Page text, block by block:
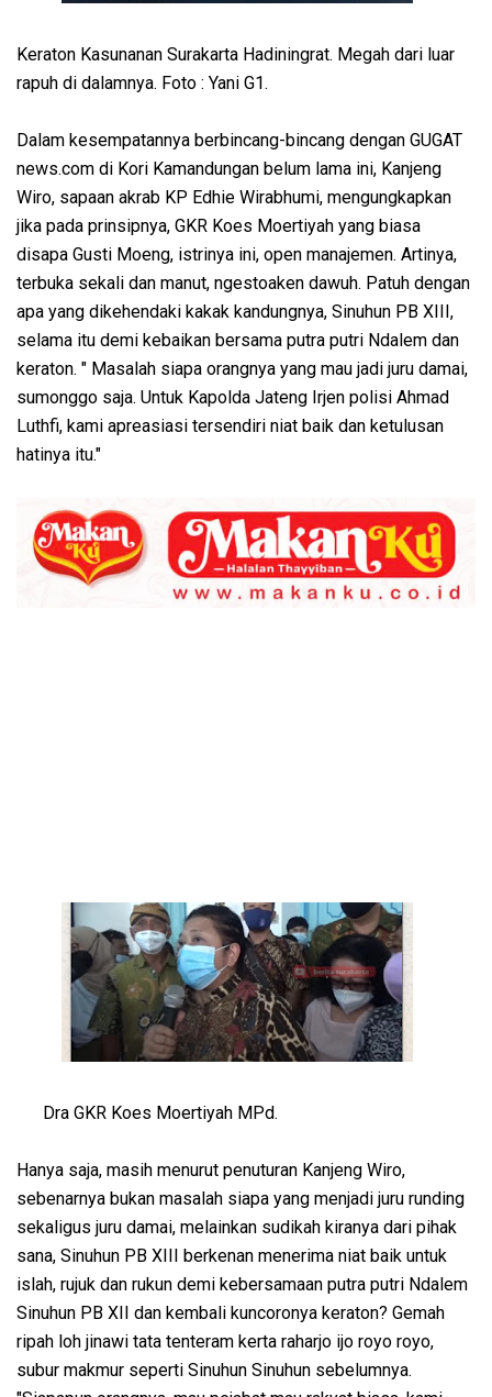
Keraton Kasunanan Surakarta Hadiningrat. Megah dari luar
rapuh di dalamnya. Foto : Yani G1.
Dalam kesempatannya berbincang-bincang dengan GUGAT
news.com di Kori Kamandungan belum lama ini, Kanjeng
Wiro, sapaan akrab KP Edhie Wirabhumi, mengungkapkan
jika pada prinsipnya, GKR Koes Moertiyah yang biasa
disapa Gusti Moeng, istrinya ini, open manajemen. Artinya,
terbuka sekali dan manut, ngestoaken dawuh. Patuh dengan
apa yang dikehendaki kakak kandungnya, Sinuhun PB XIII,
selama itu demi kebaikan bersama putra putri Ndalem dan
keraton. " Masalah siapa orangnya yang mau jadi juru damai,
sumonggo saja. Untuk Kapolda Jateng Irjen polisi Ahmad
Luthfi, kami apreasiasi tersendiri niat baik dan ketulusan
hatinya itu."
Dra GKR Koes Moertiyah MPd.
Hanya saja, masih menurut penuturan Kanjeng Wiro,
sebenarnya bukan masalah siapa yang menjadi juru runding
sekaligus juru damai, melainkan sudikah kiranya dari pihak
sana, Sinuhun PB XIII berkenan menerima niat baik untuk
islah, rujuk dan rukun demi kebersamaan putra putri Ndalem
Sinuhun PB XII dan kembali kuncoronya keraton? Gemah
ripah loh jinawi tata tenteram kerta raharjo ijo royo royo,
subur makmur seperti Sinuhun Sinuhun sebelumnya.